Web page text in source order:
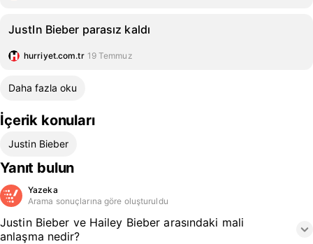
JustIn Bieber parasız kaldı
hurriyet.com.tr 19 Temmuz
Daha fazla oku
İçerik konuları
Justin Bieber
Yanıt bulun
Yazeka
Arama sonuçlarına göre oluşturuldu
Justin Bieber ve Hailey Bieber arasındaki mali
anlaşma nedir?